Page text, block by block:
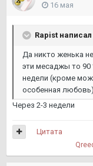
16 мая
Rapist написал
Да никто женька
эти месаджы то 90
недели (кроме
особенная любовь)
Через 2-3 недели
Цитата